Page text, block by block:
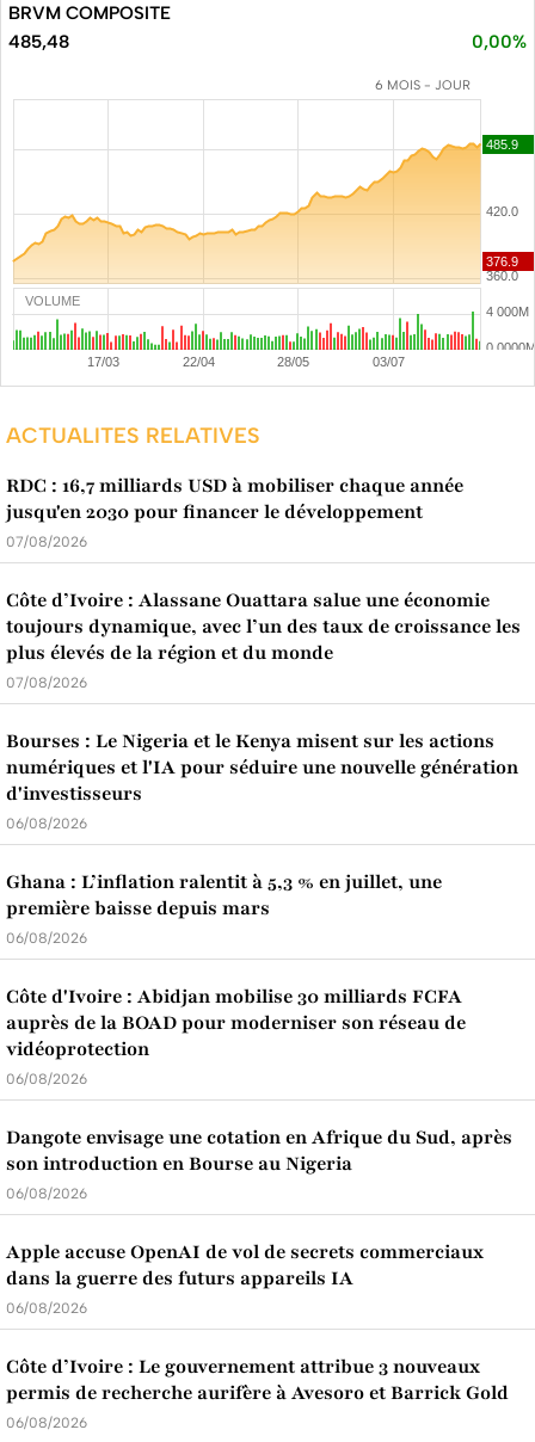
BRVM COMPOSITE
485,48
0,00%
6 MOIS - JOUR
VOLUME
ACTUALITES RELATIVES
RDC : 16,7 milliards USD à mobiliser chaque année
jusqu'en 2030 pour financer le développement
07/08/2026
Côte d’Ivoire : Alassane Ouattara salue une économie
toujours dynamique, avec l’un des taux de croissance les
plus élevés de la région et du monde
07/08/2026
Bourses : Le Nigeria et le Kenya misent sur les actions
numériques et l'IA pour séduire une nouvelle génération
d'investisseurs
06/08/2026
Ghana : L’inflation ralentit à 5,3 % en juillet, une
première baisse depuis mars
06/08/2026
Côte d'Ivoire : Abidjan mobilise 30 milliards FCFA
auprès de la BOAD pour moderniser son réseau de
vidéoprotection
06/08/2026
Dangote envisage une cotation en Afrique du Sud, après
son introduction en Bourse au Nigeria
06/08/2026
Apple accuse OpenAI de vol de secrets commerciaux
dans la guerre des futurs appareils IA
06/08/2026
Côte d’Ivoire : Le gouvernement attribue 3 nouveaux
permis de recherche aurifère à Avesoro et Barrick Gold
06/08/2026